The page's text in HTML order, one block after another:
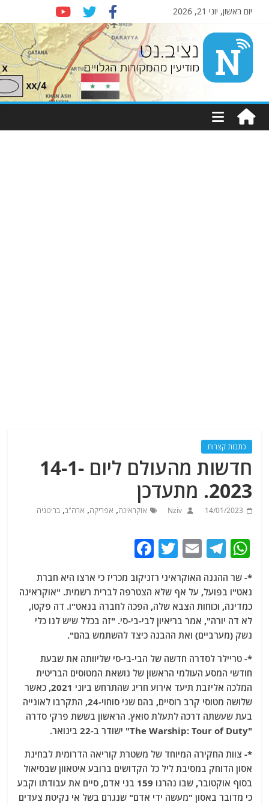
יום ראשון, יוני 21, 2026
Nziv.net
מודיעין
מהמקורות
כתבות קצרות
חדשות מהעולם ליום 14-1-
2023. מתעדכן
14/01/2023
Nziv אוקראינה, אפריקה, ארה"ב,בריטניה
W
at
s
A
p
p
T
e
g
ra
m
E
ai
l
T
itt
er
c
e
b
o
o
k
*- שר ההגנה האוקראיני רזניקוב מכריז כי ארצו היא חברת
נאט"ו בפועל, על אף שלא הצטרפה לברית רשמית. "אוקראינה
כמדינה, וכוחות הצבא שלה, הפכה לחברה בנאט"ו. דה פקטו,
לא דה יורה", אמר בריאיון לבי-בי-סי. "זה בכלל שיש לנו כלי
נשק (מערביים) ואת ההבנה כיצד להשתמש בהם".
*- טריילר לסדרה חדשה של הבי-בי-סי שליוותה את שבעת
חודשי המסע העולמי הראשון של נושאת המטוסים הבריטית
המלכה אליזבת תיעד אירוע חריג שהתרחש ביוני 2021, כאשר
שלושה מטוסי קרב רוסיים, בהם שני סוחוי-24, התקרבו לאונייה
בעת שעשתה דרכה לתעלת סואץ. הראשון בששת פרקי סדרה
"The Warship: Tour of Duty" ישודר ב-22 בינואר.
*- צוות החקירה המיוחד של משטרת קוריאה הדרומית לבחינת
אסון הדוחק במסיבת ליל כל הקדושים ברובע איטאוון שבסיאול
בסוף אוקטובר, שבו נהרגו 159 בני אדם, סיים את עבודתו וקבע
כי מדובר באסון "מעשה ידי אדם" שנגרם בשל אי נקיטת צעדים